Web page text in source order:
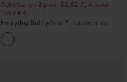
Achetez-en 2 pour 52,62 €, 4 pour
105,24 €
Everyday SoftlyZero™ jupe mini de
tennis aérée à pans croisés 2-en-1 avec
poche latérale et toucher frais - Lucid-
UPF50+